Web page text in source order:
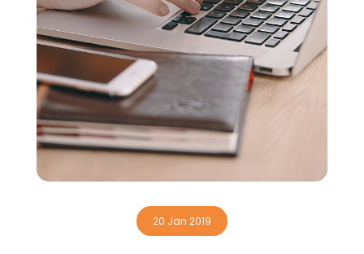
Contactez-nous
20 Jan 2019